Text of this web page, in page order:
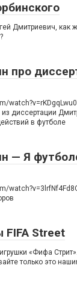
Дмитриевич, как
про
из диссертации
в футболе
— Я
FIFA Street
«Фифа
только это